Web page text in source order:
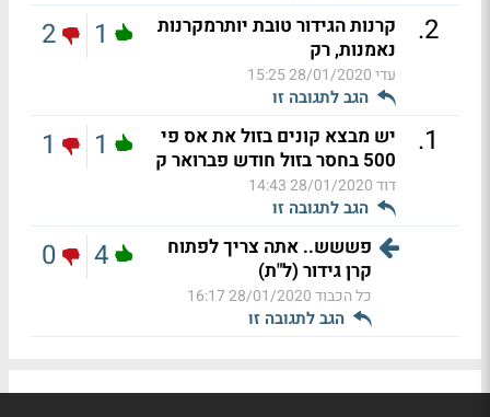
2
.
קרנות הגידור טובת יותרמקרנות
נאמנות, רק
עדי28/01/2020 15:25
הגב לתגובה זו
1
2
1
.
יש מבצא קונים בזול את אס פי
500 בחסר בזול חודש פברואר ק
דוד28/01/2020 14:43
הגב לתגובה זו
1
1
פששש.. אתה צריך לפתוח
קרן גידור (ל"ת)
כל הכבוד28/01/2020 16:17
הגב לתגובה זו
4
0